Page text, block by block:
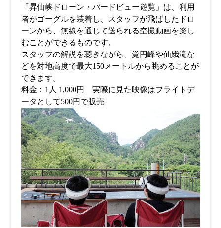
「昇仙峡ドローン・バードビュー遊覧」は、利用
者がゴーグルを装着し、スタッフが飛ばしたドロ
ーンから、無線を通じて送られる空撮動画を楽し
むことができるものです。
スタッフの解説を聴きながら、覚円峰や仙娥滝な
どを対地高度で最大150メートルから眺めることが
できます。
料金：1人 1,000円 実際に見た映像はフライトデ
ータとして500円で販売